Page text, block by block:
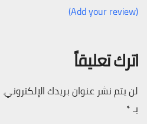
(Add your review)
اترك تعليقاً
لن يتم نشر عنوان بريدك الإلكتروني.
بـ*